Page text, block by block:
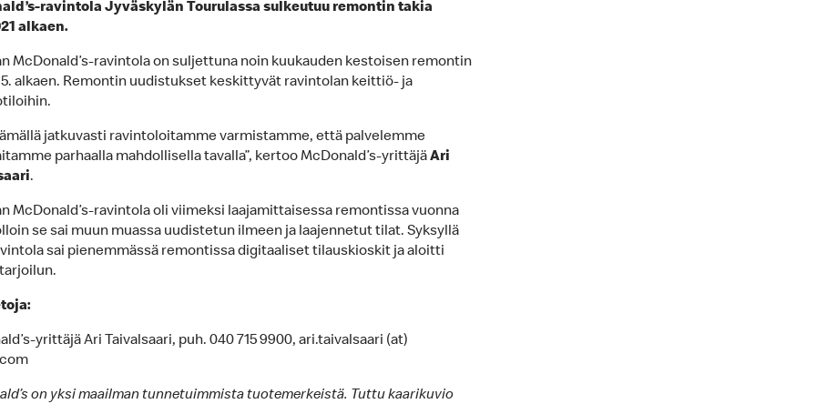
ravintola Jyväskylän Tourulassa sulkeutuu remontin takia
alkaen.
McDonald’s-ravintola on suljettuna noin kuukauden kestoisen remontin
alkaen. Remontin uudistukset keskittyvät ravintolan keittiö- ja
jatkuvasti ravintoloitamme varmistamme, että palvelemme
parhaalla mahdollisella tavalla”, kertoo McDonald’s-yrittäjäAri
.
McDonald’s-ravintola oli viimeksi laajamittaisessa remontissa vuonna
se sai muun muassa uudistetun ilmeen ja laajennetut tilat. Syksyllä
sai pienemmässä remontissa digitaaliset tilauskioskit ja aloitti
yrittäjä Ari Taivalsaari, puh. 040 715 9900, ari.taivalsaari (at)
on yksi maailman tunnetuimmista tuotemerkeistä. Tuttu kaarikuvio